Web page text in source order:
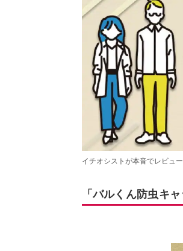
イチオシストが本音でレビュー
「バルくん防虫キ